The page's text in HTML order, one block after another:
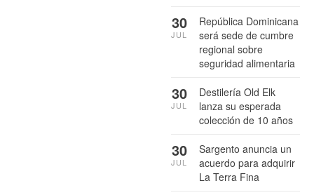
República Dominicana
será sede de cumbre
regional sobre
seguridad alimentaria
30
JUL
Destilería Old Elk
lanza su esperada
colección de 10 años
30
JUL
Sargento anuncia un
acuerdo para adquirir
La Terra Fina
30
JUL